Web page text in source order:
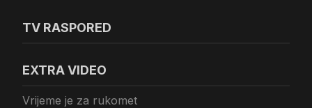
TV RASPORED
EXTRA VIDEO
Vrijeme je za rukomet